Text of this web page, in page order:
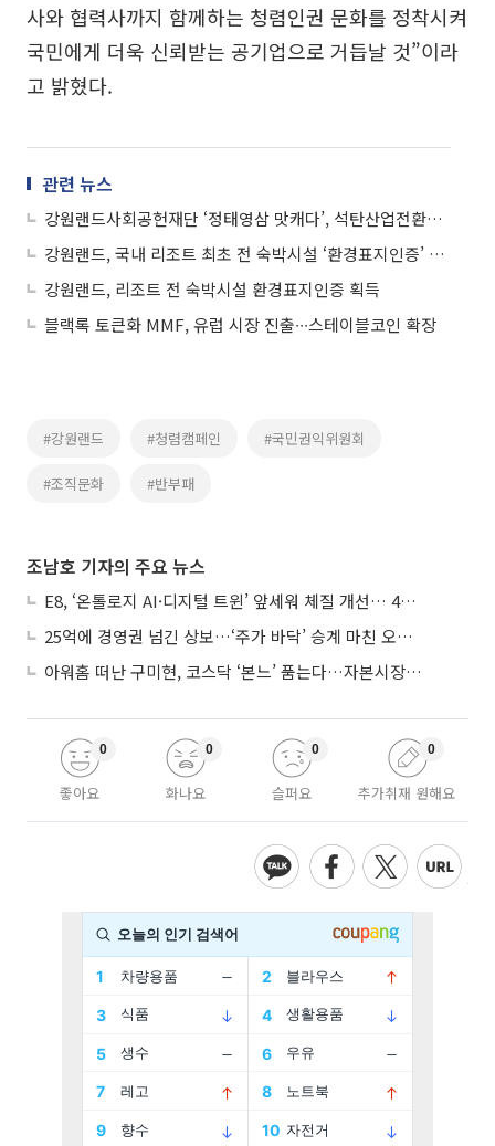
사와 협력사까지 함께하는 청렴인권 문화를 정착시켜
국민에게 더욱 신뢰받는 공기업으로 거듭날 것”이라
고 밝혔다.
관련 뉴스
강원랜드사회공헌재단 ‘정태영삼 맛캐다’, 석탄산업전환지역에 음식 나눔 활동 전개
강원랜드, 국내 리조트 최초 전 숙박시설 ‘환경표지인증’ 획득
강원랜드, 리조트 전 숙박시설 환경표지인증 획득
블랙록 토큰화 MMF, 유럽 시장 진출∙∙∙스테이블코인 확장
#강원랜드 #청렴캠페인 #국민권익위원회
#조직문화 #반부패
조남호 기자의 주요 뉴스
E8, ‘온톨로지 AI·디지털 트윈’ 앞세워 체질 개선… 4분기 흑자전환 총력
25억에 경영권 넘긴 상보…‘주가 바닥’ 승계 마친 오너 2세, 주가 부양 나설까
아워홈 떠난 구미현, 코스닥 ‘본느’ 품는다…자본시장 전면 등판
좋아요
0
화나요
0
슬퍼요
0
추가취재 원해요
0